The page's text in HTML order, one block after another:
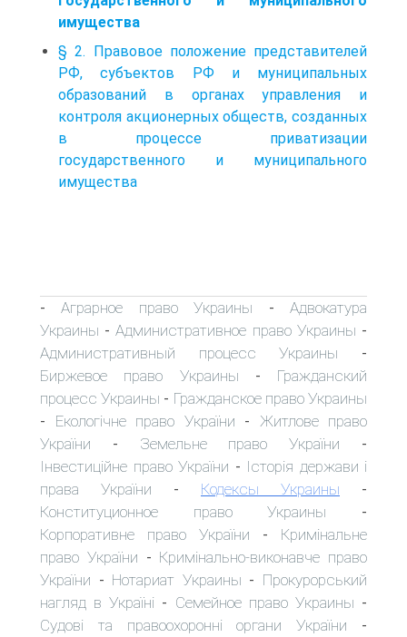
имущества
§ 2. Правовое положение представителей
РФ, субъектов РФ и муниципальных
образований в органах управления и
контроля акционерных обществ, созданных
в процессе приватизации
государственного и муниципального
имущества
-Аграрное право Украины -Адвокатура
Украины -Административное право Украины -
Административный процесс Украины -
Биржевое право Украины - Гражданский
процесс Украины - Гражданское право Украины
- Екологічне право України - Житлове право
України - Земельне право України -
Інвестиційне право України - Історія держави і
права України - Кодексы Украины -
Конституционное право Украины -
Корпоративне право України - Кримінальне
право України - Кримінально-виконавче право
України - Нотариат Украины - Прокурорський
нагляд в Україні - Семейное право Украины -
Судові та правоохоронні органи України -